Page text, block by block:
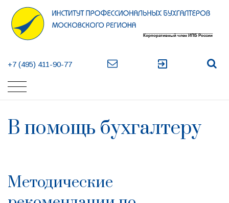
+7 (495) 411-90-77 exit_to_app
В помощь бухгалтеру
Методические